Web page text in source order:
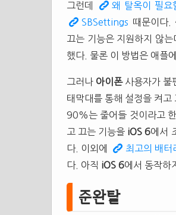
그런데 왜 탈옥이 필요
SBSettings 때문이다.
끄는 기능은 지원하지 않
했다. 물론 이 방법은 애플
그러나 아이폰사용자가 불
태막대를 통해 설정을 켜
90%는 줄어들 것이라고
고 끄는 기능을 iOS 6에서
다. 이외에
최고의 배터
다. 아직 iOS 6에서 동작하
준완탈